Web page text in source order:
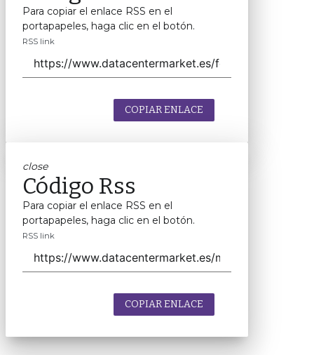
Para copiar el enlace RSS en el
portapapeles, haga clic en el botón.
RSS link
COPIAR ENLACE
close
Código Rss
Para copiar el enlace RSS en el
portapapeles, haga clic en el botón.
RSS link
COPIAR ENLACE